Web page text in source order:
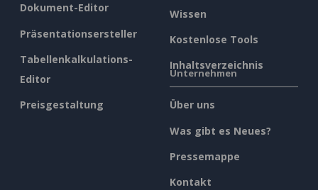
Dokument-Editor
Präsentationsersteller
Tabellenkalkulations-
Editor
Preisgestaltung
Wissen
Kostenlose Tools
Inhaltsverzeichnis
Unternehmen
Über uns
Was gibt es Neues?
Pressemappe
Kontakt